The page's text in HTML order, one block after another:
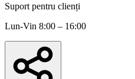
Suport pentru clienți
Lun-Vin 8:00 – 16:00